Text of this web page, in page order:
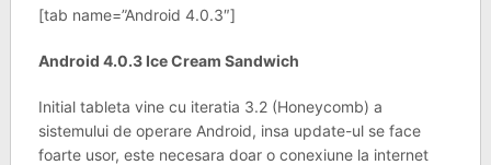
[tab name=”Android 4.0.3″]
Android 4.0.3 Ice Cream Sandwich
Initial tableta vine cu iteratia 3.2 (Honeycomb) a
sistemului de operare Android, insa update-ul se face
foarte usor, este necesara doar o conexiune la internet